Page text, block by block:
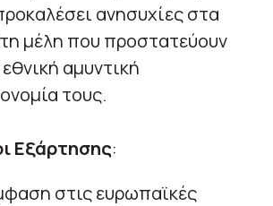
ανησυχίες στα
μέλη που προστατεύουν
αμυντική
τους.
Εξάρτησης:
στις ευρωπαϊκές